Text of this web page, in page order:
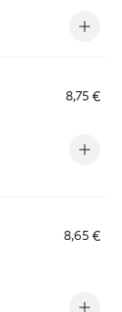
8,75 €
8,65 €